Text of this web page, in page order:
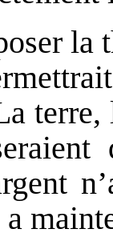
la
terre,